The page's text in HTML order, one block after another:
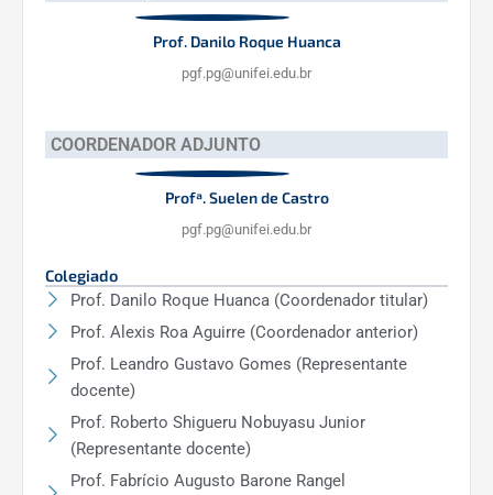
Prof. Danilo Roque Huanca
pgf.pg@unifei.edu.br
COORDENADOR ADJUNTO
Profª. Suelen de Castro
pgf.pg@unifei.edu.br
Colegiado
Prof. Danilo Roque Huanca (Coordenador titular)
Prof. Alexis Roa Aguirre (Coordenador anterior)
Prof. Leandro Gustavo Gomes (Representante
docente)
Prof. Roberto Shigueru Nobuyasu Junior
(Representante docente)
Prof. Fabrício Augusto Barone Rangel